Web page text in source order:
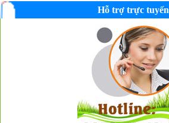
Hỗ trợ trực tuyến